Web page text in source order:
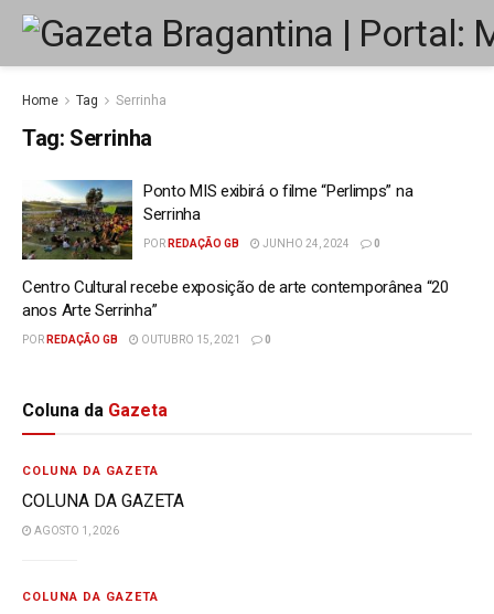
Home Tag Serrinha
Tag: Serrinha
Ponto MIS exibirá o filme “Perlimps” na
Serrinha
POR REDAÇÃO GB JUNHO 24, 2024 0
Centro Cultural recebe exposição de arte contemporânea “20
anos Arte Serrinha”
POR REDAÇÃO GB OUTUBRO 15, 2021 0
Coluna da Gazeta
COLUNA DA GAZETA
COLUNA DA GAZETA
AGOSTO 1, 2026
COLUNA DA GAZETA